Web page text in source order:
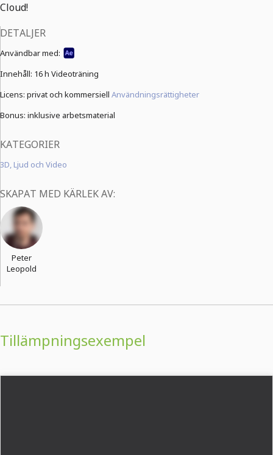
Cloud!
DETALJER
Användbar med:
Innehåll: 16 h Videoträning
Licens: privat och kommersiell Användningsrättigheter
Bonus: inklusive arbetsmaterial
KATEGORIER
3D, Ljud och Video
SKAPAT MED KÄRLEK AV:
Peter
Leopold
Tillämpningsexempel